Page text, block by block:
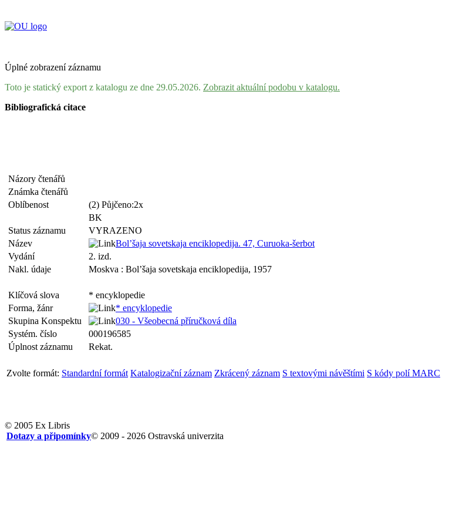
Úplné zobrazení záznamu
Toto je statický export z katalogu ze dne 29.05.2026. Zobrazit aktuální podobu v katalogu.
Bibliografická citace
Názory čtenářů
Známka čtenářů
Oblíbenost
(2) Půjčeno:2x
BK
Status záznamu
VYRAZENO
Název
Bol’šaja sovetskaja enciklopedija. 47, Curuoka-šerbot
Vydání
2. izd.
Nakl. údaje
Moskva : Bol’šaja sovetskaja enciklopedija, 1957
Klíčová slova
* encyklopedie
Forma, žánr
* encyklopedie
Skupina Konspektu
030 - Všeobecná příručková díla
Systém. číslo
000196585
Úplnost záznamu
Rekat.
Zvolte formát: Standardní formát Katalogizační záznam Zkrácený záznam S textovými návěštími S kódy polí MARC
© 2005 Ex Libris
© 2009 - 2026 Ostravská univerzita
Dotazy a připomínky